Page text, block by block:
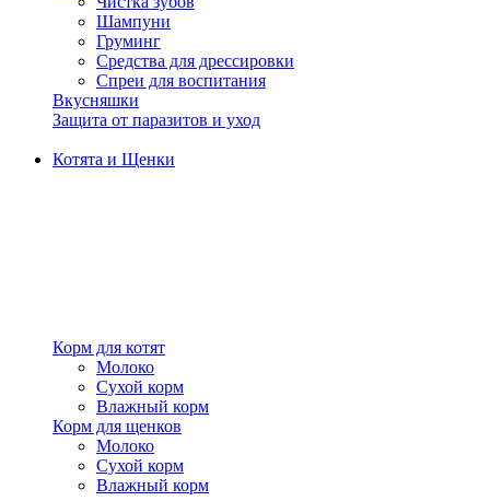
Шампуни
Груминг
Средства для дрессировки
Спреи для воспитания
Вкусняшки
Защита от паразитов и уход
Котята и Щенки
Корм для котят
Молоко
Сухой корм
Влажный корм
Корм для щенков
Молоко
Сухой корм
Влажный корм